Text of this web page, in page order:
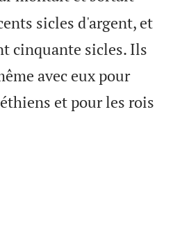
sicles d'argent, et
cinquante sicles. Ils
avec eux pour
et pour les rois